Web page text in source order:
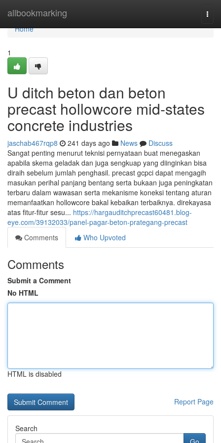
allbookmarking
Home
Home
1
U ditch beton dan beton
precast hollowcore mid-states
concrete industries
jaschab467rqp8 241 days ago News
Discuss
Sangat penting menurut teknisi pernyataan buat menegaskan
apabila skema geladak dan juga sengkuap yang diinginkan bisa
diraih sebelum jumlah penghasil. precast gcpci dapat mengagih
masukan perihal panjang bentang serta bukaan juga peningkatan
terbaru dalam wawasan serta mekanisme koneksi tentang aturan
memanfaatkan hollowcore bakal kebaikan terbaiknya. direkayasa
atas fitur-fitur sesu... https://hargauditchprecast60481.blog-
eye.com/39132033/panel-pagar-beton-prategang-precast
Comments
Who Upvoted
Comments
Submit a Comment
No HTML
HTML is disabled
Report Page
Search